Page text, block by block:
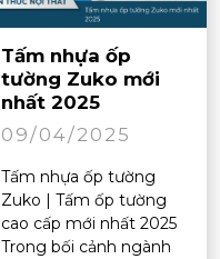
Tấm nhựa ốp
tường Zuko mới
nhất 2025
09/04/2025
Tấm nhựa ốp tường
Zuko | Tấm ốp tường
cao cấp mới nhất 2025
Trong bối cảnh ngành